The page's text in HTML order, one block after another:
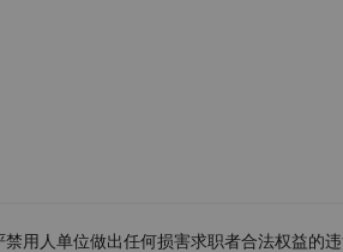
禁用人单位做出任何损害求职者合法权益的